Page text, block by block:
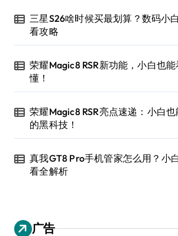
三星S26啥时候买最划算？数码小
看攻略
荣耀Magic8 RSR新功能，小白也能
懂！
荣耀Magic8 RSR亮点速递：小白
的黑科技！
真我GT8 Pro手机管家怎么用？小
看全解析
广告